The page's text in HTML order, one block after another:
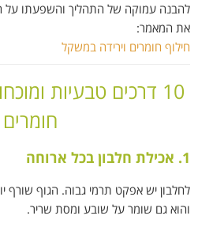
להבנה עמוקה של התהליך והשפעתו על
את המאמר:
חילוף חומרים וירידה במשקל
10 דרכים טבעיות
חומרים
1. אכילת חלבון בכל ארוחה
לחלבון יש אפקט תרמי גבוה. הגוף שורף
והוא גם שומר על שובע ומסת שריר.